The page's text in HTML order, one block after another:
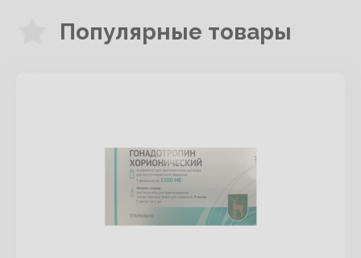
Популярные товары